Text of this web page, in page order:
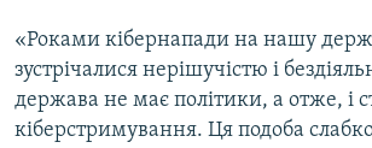
«Роками кібернапади на нашу
зустрічалися нерішучістю і
держава не має політики, а отже, і
кіберстримування. Ця подоба